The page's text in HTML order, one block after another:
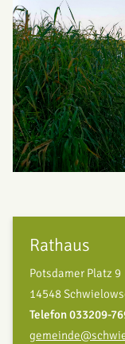
Rathaus
Potsdamer Platz 9
14548
Telefon 033209-